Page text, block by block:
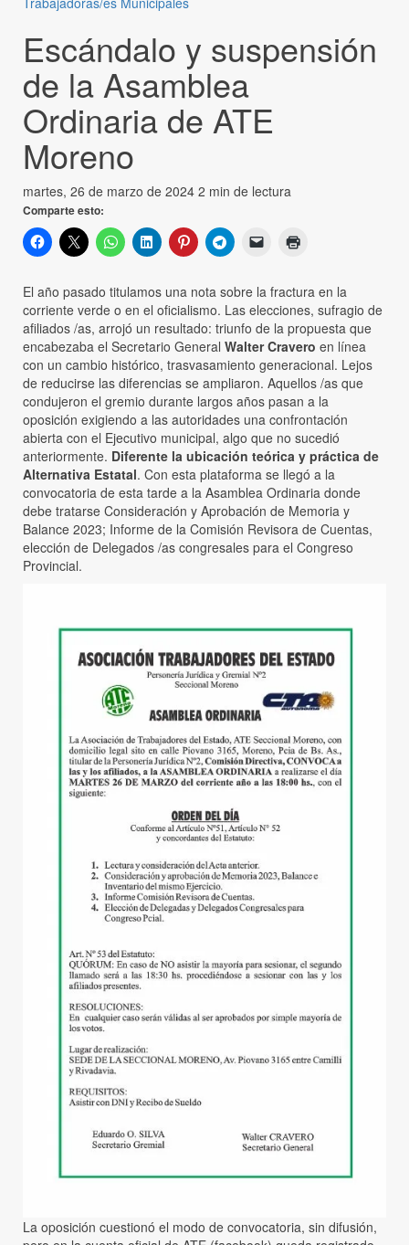
Escándalo y suspensión
de la Asamblea
Ordinaria de ATE
Moreno
martes, 26 de marzo de 2024 2 min de lectura
Comparte esto:
El año pasado titulamos una nota sobre la fractura en la
corriente verde o en el oficialismo. Las elecciones, sufragio de
afiliados /as, arrojó un resultado: triunfo de la propuesta que
encabezaba el Secretario General Walter Cravero en línea
con un cambio histórico, trasvasamiento generacional. Lejos
de reducirse las diferencias se ampliaron. Aquellos /as que
condujeron el gremio durante largos años pasan a la
oposición exigiendo a las autoridades una confrontación
abierta con el Ejecutivo municipal, algo que no sucedió
anteriormente. Diferente la ubicación teórica y práctica de
Alternativa Estatal. Con esta plataforma se llegó a la
convocatoria de esta tarde a la Asamblea Ordinaria donde
debe tratarse Consideración y Aprobación de Memoria y
Balance 2023; Informe de la Comisión Revisora de Cuentas,
elección de Delegados /as congresales para el Congreso
Provincial.
La oposición cuestionó el modo de convocatoria, sin difusión,